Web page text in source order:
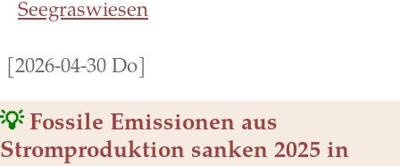
Seegraswiesen
[2026-04-30 Do]
💡Fossile Emissionen aus
Stromproduktion sanken 2025 in